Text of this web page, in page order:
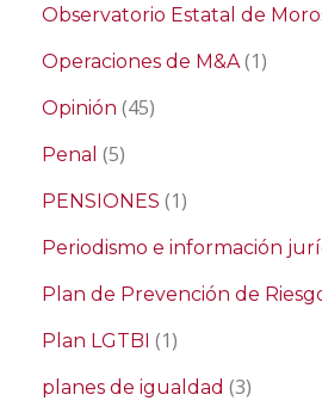
Observatorio Estatal de
Operaciones de M&A(1)
Opinión (45)
Penal (5)
PENSIONES (1)
Periodismo e información
Plan de Prevención de
Plan LGTBI (1)
planes de igualdad (3)